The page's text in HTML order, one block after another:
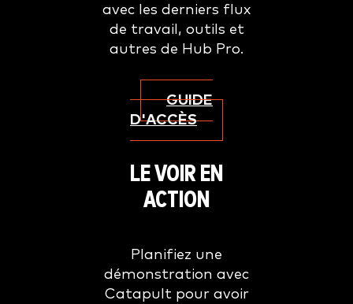
avec les derniers flux
de travail, outils et
autres de Hub Pro.
GUIDE
D'ACCÈS
LE VOIR EN
ACTION
Planifiez une
démonstration avec
Catapult pour avoir